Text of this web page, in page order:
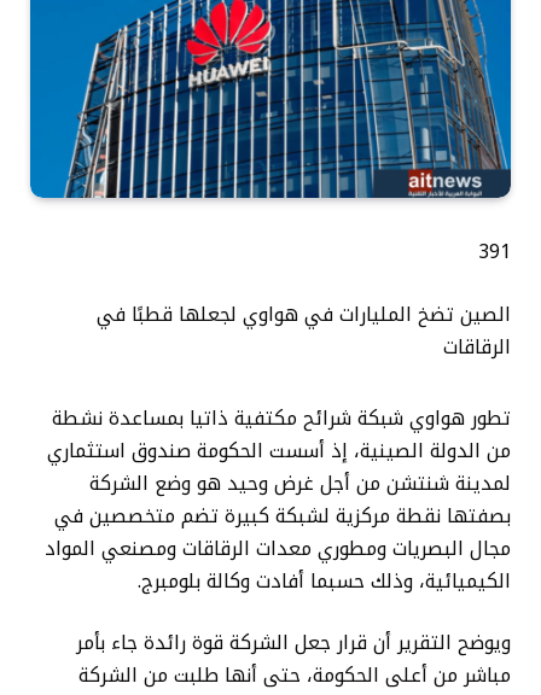
391
الصين تضخ المليارات في هواوي لجعلها قطبًا في
الرقاقات
تطور هواوي شبكة شرائح مكتفية ذاتيا بمساعدة نشطة
من الدولة الصينية، إذ أسست الحكومة صندوق استثماري
لمدينة شنتشن من أجل غرض وحيد هو وضع الشركة
بصفتها نقطة مركزية لشبكة كبيرة تضم متخصصين في
مجال البصريات ومطوري معدات الرقاقات ومصنعي المواد
الكيميائية، وذلك حسبما أفادت وكالة بلومبرج.
ويوضح التقرير أن قرار جعل الشركة قوة رائدة جاء بأمر
مباشر من أعلى الحكومة، حتى أنها طلبت من الشركة